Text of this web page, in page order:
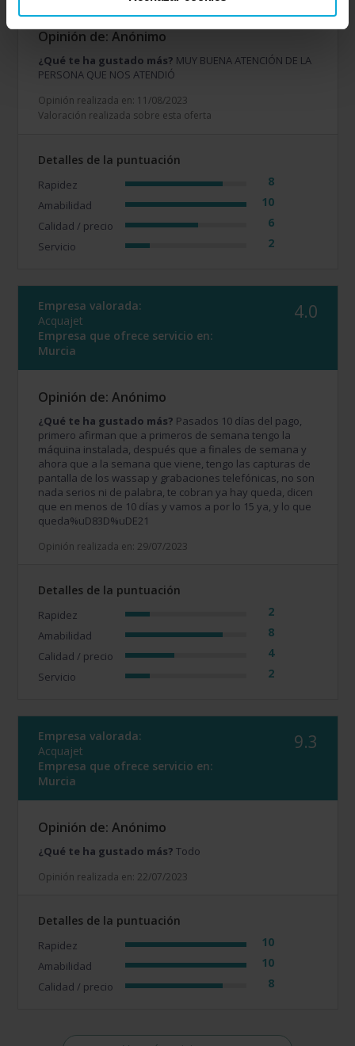
Opinión de: Anónimo
¿Qué te ha gustado más? MUY BUENA ATENCIÓN DE LA
PERSONA QUE NOS ATENDIÓ
Opinión realizada en: 11/08/2023
Valoración realizada sobre esta oferta
Detalles de la puntuación
Rapidez 8
Amabilidad 10
Calidad / precio 6
Servicio 2
Empresa valorada:
Acquajet
Empresa que ofrece servicio en:
Murcia
4.0
Opinión de: Anónimo
¿Qué te ha gustado más? Pasados 10 días del pago,
primero afirman que a primeros de semana tengo la
máquina instalada, después que a finales de semana y
ahora que a la semana que viene, tengo las capturas de
pantalla de los wassap y grabaciones telefónicas, no son
nada serios ni de palabra, te cobran ya hay queda, dicen
que en menos de 10 días y vamos a por lo 15 ya, y lo que
queda%uD83D%uDE21
Opinión realizada en: 29/07/2023
Detalles de la puntuación
Rapidez 2
Amabilidad 8
Calidad / precio 4
Servicio 2
Empresa valorada:
Acquajet
Empresa que ofrece servicio en:
Murcia
9.3
Opinión de: Anónimo
¿Qué te ha gustado más? Todo
Opinión realizada en: 22/07/2023
Detalles de la puntuación
Rapidez 10
Amabilidad 10
Calidad / precio 8